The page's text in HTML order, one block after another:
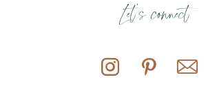
Let's connect